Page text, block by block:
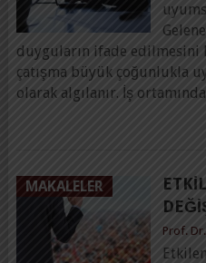
duyguların ifade edilmesini
çatışma büyük çoğunlukla
olarak algılanır. İş ortamında
MAKALELER
Prof.